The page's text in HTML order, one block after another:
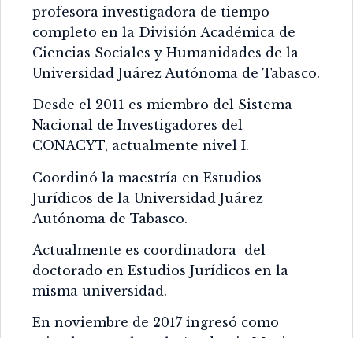
profesora investigadora de tiempo
completo en la División Académica de
Ciencias Sociales y Humanidades de la
Universidad Juárez Autónoma de Tabasco.
Desde el 2011 es miembro del Sistema
Nacional de Investigadores del
CONACYT, actualmente nivel I.
Coordinó la maestría en Estudios
Jurídicos de la Universidad Juárez
Autónoma de Tabasco.
Actualmente es coordinadora del
doctorado en Estudios Jurídicos en la
misma universidad.
En noviembre de 2017 ingresó como